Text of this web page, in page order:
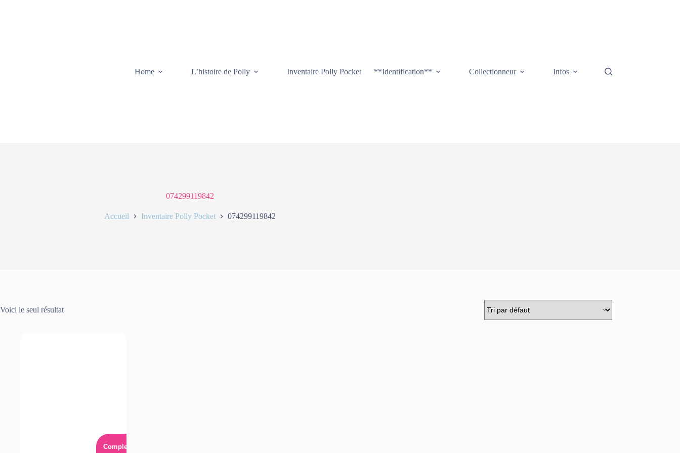
Home L’histoire de Polly Inventaire Polly Pocket **Identification** Collectionneur Infos Galerie photos
074299119842
Accueil Inventaire Polly Pocket 074299119842
Voici le seul résultat
Complet